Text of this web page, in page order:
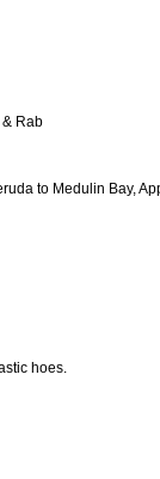
& Rab
to Medulin Bay,
hoes.